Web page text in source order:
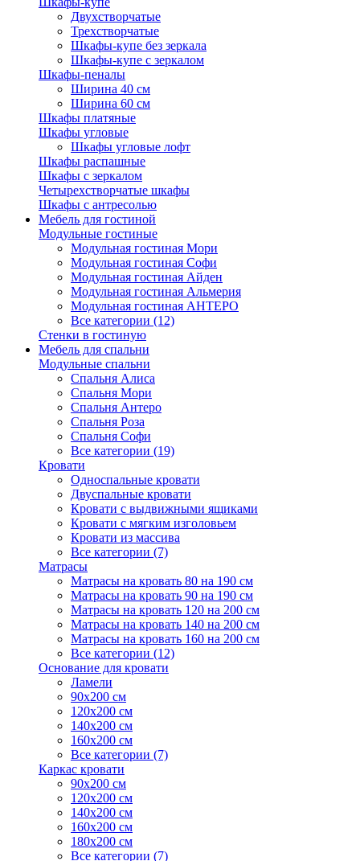
Двухстворчатые
Трехстворчатые
Шкафы-купе без зеркала
Шкафы-купе с зеркалом
Шкафы-пеналы
Ширина 40 см
Ширина 60 см
Шкафы платяные
Шкафы угловые
Шкафы угловые лофт
Шкафы распашные
Шкафы с зеркалом
Четырехстворчатые шкафы
Шкафы с антресолью
Мебель для гостиной
Модульные гостиные
Модульная гостиная Мори
Модульная гостиная Софи
Модульная гостиная Айден
Модульная гостиная Альмерия
Модульная гостиная АНТЕРО
Все категории (12)
Стенки в гостиную
Мебель для спальни
Модульные спальни
Спальня Алиса
Спальня Мори
Спальня Антеро
Спальня Роза
Спальня Софи
Все категории (19)
Кровати
Односпальные кровати
Двуспальные кровати
Кровати с выдвижными ящиками
Кровати с мягким изголовьем
Кровати из массива
Все категории (7)
Матрасы
Матрасы на кровать 80 на 190 см
Матрасы на кровать 90 на 190 см
Матрасы на кровать 120 на 200 см
Матрасы на кровать 140 на 200 см
Матрасы на кровать 160 на 200 см
Все категории (12)
Основание для кровати
Ламели
90х200 см
120х200 см
140х200 см
160х200 см
Все категории (7)
Каркас кровати
90х200 см
120х200 см
140х200 см
160х200 см
180х200 см
Все категории (7)